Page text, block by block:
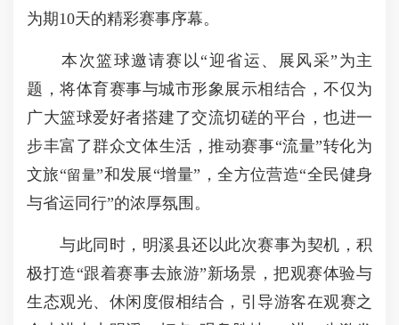
为期10天的精彩赛事序幕。
本次篮球邀请赛以“迎省运、展风采”为主
题，将体育赛事与城市形象展示相结合，不仅为
广大篮球爱好者搭建了交流切磋的平台，也进一
步丰富了群众文体生活，推动赛事“流量”转化为
文旅“留量”和发展“增量”，全方位营造“全民健身
与省运同行”的浓厚氛围。
与此同时，明溪县还以此次赛事为契机，积
极打造“跟着赛事去旅游”新场景，把观赛体验与
生态观光、休闲度假相结合，引导游客在观赛之